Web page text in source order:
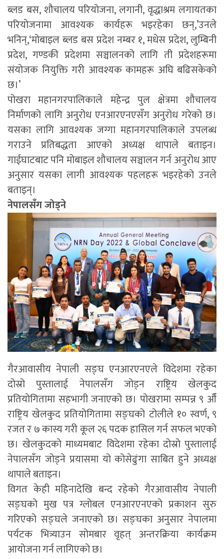
ब्लड बस, शौचालय परियोजना, लगानी, वृद्धाश्रम लगायतका
परियोजनामा आवश्यक कार्यहरू भइरहेका छन्,’उनले
भनिन्,‘मोबाइल ब्लड बस प्रदेश नम्बर १, मधेस प्रदेश, लुम्बिनी
प्रदेश, गण्डकी प्रदेशमा सञ्चालनको लागि ती प्रदेशहरूमा
संयोजक नियुक्ति गरी आवश्यक कामहरू अघि बढिसकेको
छ।’
पोखरा महानगरपालिकाले महेन्द्र पुल क्षेत्रमा शौचालय
निर्माणको लागि अनुरोध एनआरएनएसँग अनुरोध गरेको छ।
यसका लागि आवश्यक जग्गा महानगरपालिकाले उपलब्ध
गराउने प्रतिबद्धता आएको अध्यक्ष थापाले बताइन।
गाईघाटबाट पनि मोबाइल शौचालय सञ्चालन गर्न अनुरोध आए
अनुसार यसका लागी आवश्यक पहलहरू भइरहेको उनले
बताइन्।
नेपालसँग जोड्ने
गैरआवासीय नेपाली सङ्घ एनआरएनएले विदेशमा रहेका
दोस्रो पुस्तालाई नेपालसँग जोड्न राष्ट्रिय खेलकुद
प्रतियोगितामा सहभागी जनाएको छ। पोखरामा सम्पन्न ९ औँ
राष्ट्रिय खेलकुद प्रतियोगितामा सङ्घको टोलीले १० स्वर्ण, ९
रजत र ७ कास्य गरी कूल २६ पदक हासिल गर्न सफल भएको
छ। खेलकुदको माध्यमबाट विदेशमा रहेका दोस्रो पुस्तालाई
नेपालसँग जोड्ने प्रयासमा यो कोसेढुंगा साबित हुने अध्यक्ष
थापाले बताइन।
विगत केही महिनादेखि बन्द रहेको गैरआवासीय नेपाली
सङ्घको मुख पत्र ग्लोबल एनआरएनएको प्रकाशन सुरु
गरिएको सङ्घले जनाएको छ। सङ्घका अनुसार नेपालमा
पर्यटक भित्र्याउन सोमबार वृहत् अन्तरक्रिया कार्यक्रम
आयोजना गर्न लागिएको छ।